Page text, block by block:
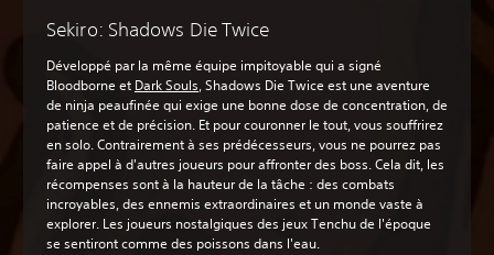
Sekiro: Shadows Die Twice
Développé par la même équipe impitoyable qui a signé
Bloodborne et Dark Souls, Shadows Die Twice est une aventure
de ninja peaufinée qui exige une bonne dose de concentration, de
patience et de précision. Et pour couronner le tout, vous souffrirez
en solo. Contrairement à ses prédécesseurs, vous ne pourrez pas
faire appel à d'autres joueurs pour affronter des boss. Cela dit, les
récompenses sont à la hauteur de la tâche : des combats
incroyables, des ennemis extraordinaires et un monde vaste à
explorer. Les joueurs nostalgiques des jeux Tenchu de l'époque
se sentiront comme des poissons dans l'eau.